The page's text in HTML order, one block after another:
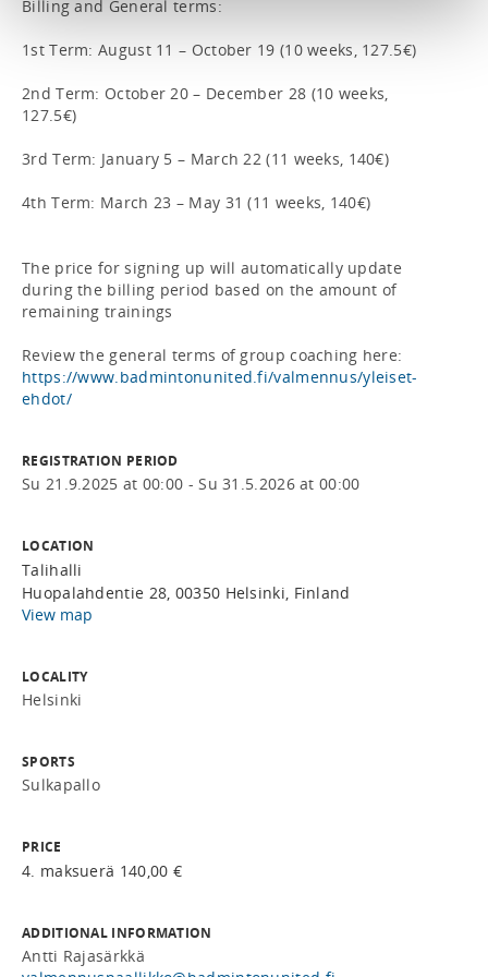
Billing and General terms:
1st Term: August 11 – October 19 (10 weeks, 127.5€)
2nd Term: October 20 – December 28 (10 weeks,
127.5€)
3rd Term: January 5 – March 22 (11 weeks, 140€)
4th Term: March 23 – May 31 (11 weeks, 140€)
The price for signing up will automatically update
during the billing period based on the amount of
remaining trainings
https://www.badmintonunited.fi/valmennus/yleiset-
ehdot/
REGISTRATION PERIOD
Su 21.9.2025 at 00:00 - Su 31.5.2026 at 00:00
LOCATION
Talihalli
Huopalahdentie 28, 00350 Helsinki, Finland
View map
LOCALITY
Helsinki
SPORTS
Sulkapallo
PRICE
4. maksuerä 140,00 €
ADDITIONAL INFORMATION
Antti Rajasärkkä